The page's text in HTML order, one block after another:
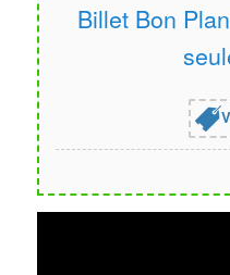
Billet Bon